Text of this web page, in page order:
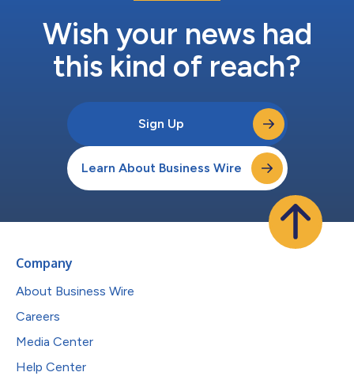
Wish your news had
this kind of reach?
Sign Up
Learn About Business Wire
Company
About Business Wire
Careers
Media Center
Help Center